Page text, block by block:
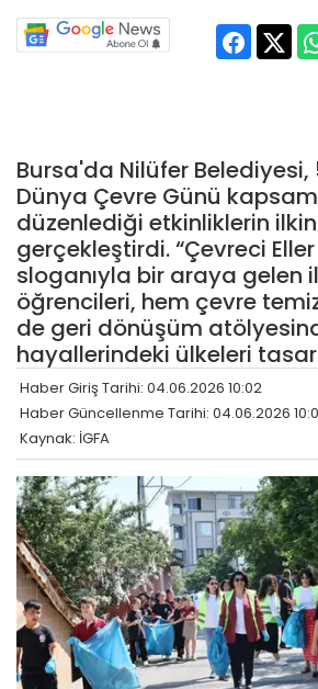
Bursa'da Nilüfer Belediyesi,
Dünya Çevre Günü
düzenlediği etkinliklerin
gerçekleştirdi. “Çevreci
sloganıyla bir araya gelen
öğrencileri, hem çevre
de geri dönüşüm
hayallerindeki ülkeleri
Haber Giriş Tarihi: 04.06.2026 10:02
Haber Güncellenme Tarihi: 04.06.2026
Kaynak: İGFA